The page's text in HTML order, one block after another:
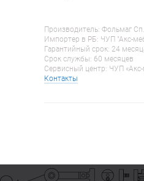
Производитель: Фольмаг
Импортер в РБ: ЧУП "Акс-
Гарантийный срок: 24
Срок службы: 60 месяцев
Сервисный центр: ЧУП
Контакты